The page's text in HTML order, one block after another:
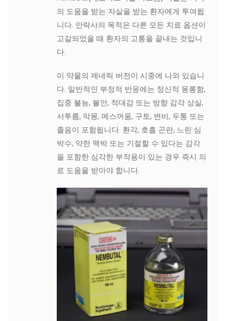
의 도움을 받는 자살을 받는 환자에게 투여됩
니다. 안락사의 목적은 다른 모든 치료 옵션이
고갈되었을 때 환자의 고통을 끝내는 것입니
다.
이 약물의 제네릭 버전이 시중에 나와 있습니
다. 일반적인 부정적 반응에는 정신적 몽롱함,
집중 불능, 불안, 적대감 또는 방향 감각 상실,
서투름, 악몽, 메스꺼움, 구토, 변비, 두통 또는
졸음이 포함됩니다. 환각, 호흡 곤란, 느린 심
박수, 약한 맥박 또는 기절할 수 있다는 감각
을 포함한 심각한 부작용이 있는 경우 즉시 의
료 도움을 받아야 합니다.